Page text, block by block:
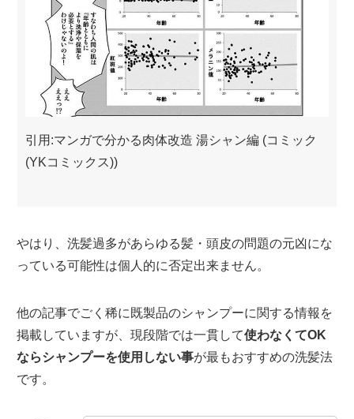
引用:マンガで分かる肉体改造 湯シャン編 (コミック
(YKコミックス))
やはり、洗髪過多があらゆる髪・頭皮の問題の元凶にな
っている可能性は個人的に否定出来ません。
他の記事でごく稀に既製品のシャンプーに関する情報を
掲載していますが、現段階では一貫して使わなくてOK
ならシャンプーを使用しない事が最もおすすめの洗髪法
です。